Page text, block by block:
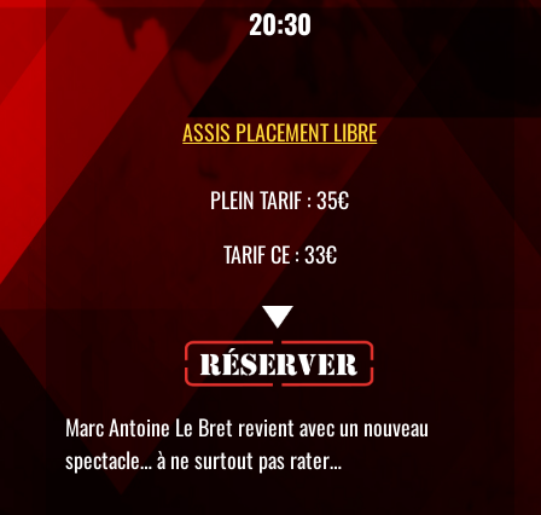
20:30
ASSIS PLACEMENT LIBRE
PLEIN TARIF : 35€
TARIF CE : 33€
Marc Antoine Le Bret revient avec un nouveau
spectacle… à ne surtout pas rater…